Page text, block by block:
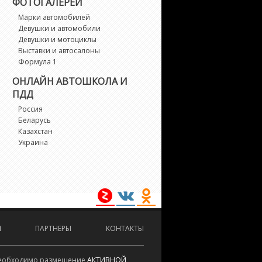
Марки автомобилей
Девушки и автомобили
Девушки и мотоциклы
Выставки и автосалоны
Формула 1
ОНЛАЙН АВТОШКОЛА И
ПДД
Россия
Беларусь
Казахстан
Украина
ПАРТНЕРЫ КОНТАКТЫ
размещение АКТИВНОЙ